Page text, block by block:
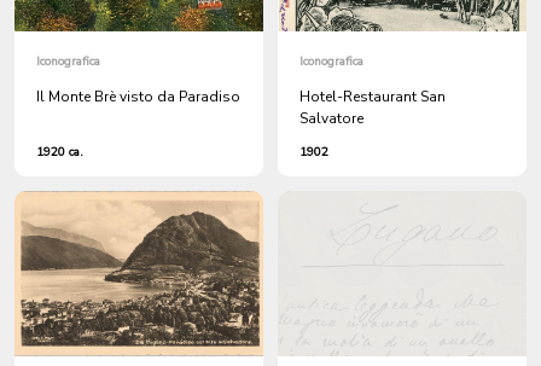
Iconografica
Il Monte Brè visto da Paradiso
1920 ca.
Iconografica
Hotel-Restaurant San
Salvatore
1902